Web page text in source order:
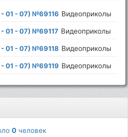
- 01 - 07) №69116 Видеоприколы
- 01 - 07) №69117 Видеоприколы
- 01 - 07) №69118 Видеоприколы
- 01 - 07) №69119 Видеоприколы
0 человек